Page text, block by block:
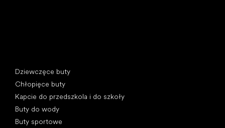
Dziewczęce buty
Chłopięce buty
Kapcie do przedszkola i do szkoły
Buty do wody
Buty sportowe